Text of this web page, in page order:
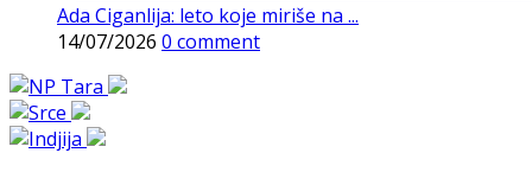
Ada Ciganlija: leto koje miriše na ...
14/07/2026 0 comment